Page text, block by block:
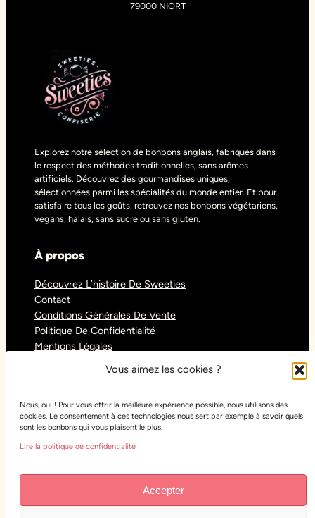
Vous aimez les cookies ?
Nous, oui ! Pour vous offrir la meilleure expérience possible, nous utilisons des
cookies. Le consentement à ces technologies nous sert par exemple à savoir quels
sont les bonbons qui vous plaisent le plus.
Lire la politique de confidentialité
Accepter
79000 NIORT
Explorez notre sélection de bonbons anglais, fabriqués dans
le respect des méthodes traditionnelles, sans arômes
artificiels. Découvrez des gourmandises uniques,
sélectionnées parmi les spécialités du monde entier. Et pour
satisfaire tous les goûts, retrouvez nos bonbons végétariens,
vegans, halals, sans sucre ou sans gluten.
À propos
Découvrez L’histoire De Sweeties
Contact
Conditions Générales De Vente
Politique De Confidentialité
Mentions Légales
Réseaux sociaux
Instagram